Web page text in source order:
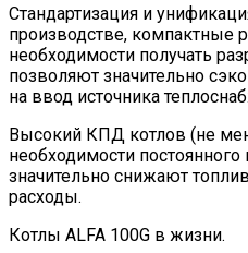
Стандартизация и
производстве, компактные
необходимости получать
позволяют значительно
на ввод источника
Высокий КПД котлов (не
необходимости
значительно снижают
расходы.
Котлы ALFA 100G в жизни.